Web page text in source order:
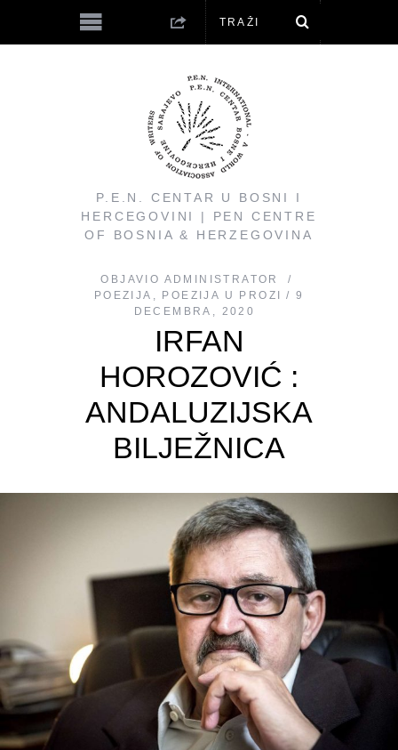
P.E.N. CENTAR U BOSNI I
HERCEGOVINI | PEN CENTRE
OF BOSNIA & HERZEGOVINA
OBJAVIO ADMINISTRATOR
POEZIJA , POEZIJA U PROZI
9
DECEMBRA, 2020
IRFAN
HOROZOVIĆ :
ANDALUZIJSKA
BILJEŽNICA